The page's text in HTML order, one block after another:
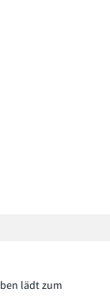
lädt zum